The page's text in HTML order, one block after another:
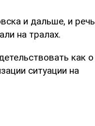
и дальше, и речь
на тралах.
как о
ситуации на